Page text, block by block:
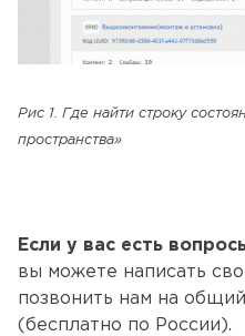
Рис 1. Где найти строку
пространства»
Если у вас есть
вы можете написать
позвонить нам на
(бесплатно по России).